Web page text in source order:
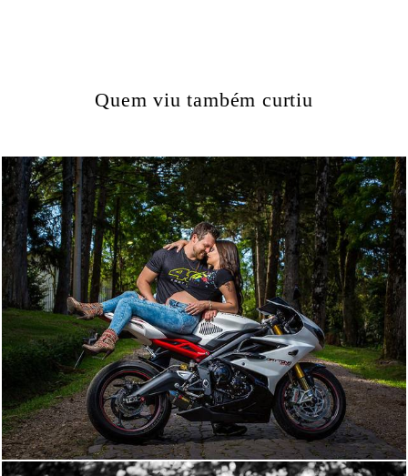
Quem viu também curtiu
1395 0